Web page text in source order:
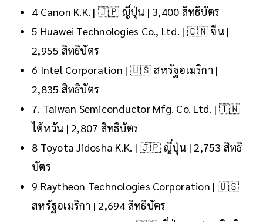
4 Canon K.K. | 🇯🇵 ญี่ปุ่น | 3,400 สิทธิบัตร
5 Huawei Technologies Co., Ltd. | 🇨🇳 จีน |
2,955 สิทธิบัตร
6 Intel Corporation | 🇺🇸 สหรัฐอเมริกา |
2,835 สิทธิบัตร
7. Taiwan Semiconductor Mfg. Co. Ltd. | 🇹🇼
ไต้หวัน | 2,807 สิทธิบัตร
8 Toyota Jidosha K.K. | 🇯🇵 ญี่ปุ่น | 2,753 สิทธิ
บัตร
9 Raytheon Technologies Corporation | 🇺🇸
สหรัฐอเมริกา | 2,694 สิทธิบัตร